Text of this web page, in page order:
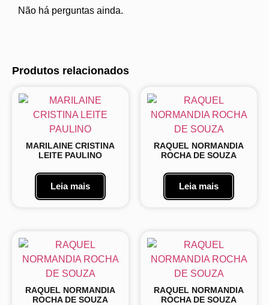
Não há perguntas ainda.
Produtos relacionados
MARILAINE CRISTINA
LEITE PAULINO
Leia mais
RAQUEL NORMANDIA
ROCHA DE SOUZA
Leia mais
RAQUEL NORMANDIA
ROCHA DE SOUZA
RAQUEL NORMANDIA
ROCHA DE SOUZA